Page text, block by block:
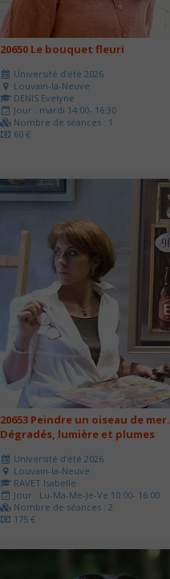
20650 Le bouquet fleuri
Université d'été 2026
Louvain-la-Neuve
DENIS Evelyne
Jour : mardi 14:00- 16:30
Nombre de séances : 1
60 €
20653 Peindre un oiseau de mer.
Dégradés, lumière et plumes
Université d'été 2026
Louvain-la-Neuve
RAVET Isabelle
Jour : Lu-Ma-Me-Je-Ve 10:00- 16:00
Nombre de séances : 2
175 €